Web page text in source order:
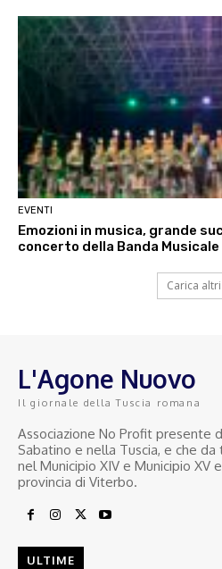
EVENTI
Emozioni in musica, grande
concerto della Banda
Carica altri
L'Agone Nuovo
Il giornale della Tuscia romana
Associazione No Profit presente
Sabatino e nella Tuscia, e che
nel Municipio XIV e Municipio XV
provincia di Viterbo.
ULTIME